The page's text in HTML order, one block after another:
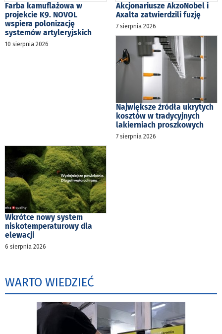
Farba kamuflażowa w
projekcie K9. NOVOL
wspiera polonizację
systemów artyleryjskich
10 sierpnia 2026
Akcjonariusze AkzoNobel i
Axalta zatwierdzili fuzję
7 sierpnia 2026
Największe źródła ukrytych
kosztów w tradycyjnych
lakierniach proszkowych
7 sierpnia 2026
Wkrótce nowy system
niskotemperaturowy dla
elewacji
6 sierpnia 2026
WARTO WIEDZIEĆ